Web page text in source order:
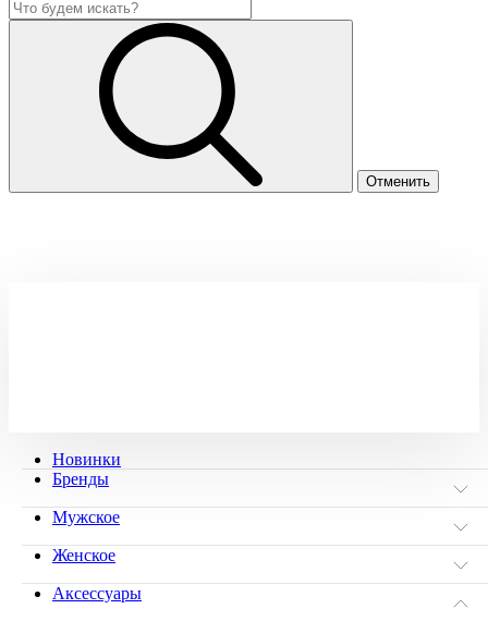
Новинки
Бренды
Мужское
Женское
Аксессуары